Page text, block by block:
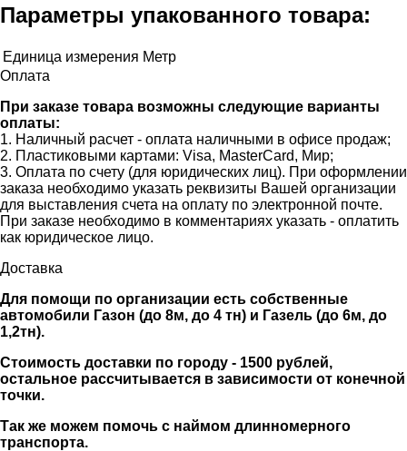
Параметры упакованного товара:
Единица измерения Метр
Оплата
При заказе товара возможны следующие варианты
оплаты:
1. Наличный расчет - оплата наличными в офисе продаж;
2. Пластиковыми картами: Visa, MasterCard, Мир;
3. Оплата по счету (для юридических лиц). При оформлении
заказа необходимо указать реквизиты Вашей организации
для выставления счета на оплату по электронной почте.
При заказе необходимо в комментариях указать - оплатить
как юридическое лицо.
Доставка
Для помощи по организации есть собственные
автомобили Газон (до 8м, до 4 тн) и Газель (до 6м, до
1,2тн).
Стоимость доставки по городу - 1500 рублей,
остальное рассчитывается в зависимости от конечной
точки.
Так же можем помочь с наймом длинномерного
транспорта.